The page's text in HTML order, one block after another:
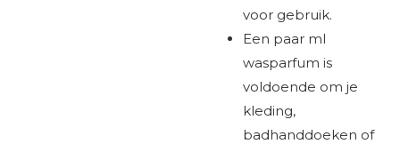
voor gebruik.
Een paar ml
wasparfum is
voldoende om je
kleding,
badhanddoeken of